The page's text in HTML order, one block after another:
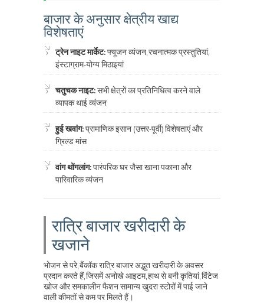
बाजार के अनुसार क्षेत्रीय खाद्य
विशेषताएं
ट्रेन नाइट मार्केट:फ्यूजन व्यंजन, रचनात्मक प्रस्तुतियां,
इंस्टाग्राम-योग्य मिठाइयां
चतुचक नाइट:सभी क्षेत्रों का प्रतिनिधित्व करने वाले
व्यापक थाई व्यंजन
हुई खवांग:प्रामाणिक इसान (उत्तर-पूर्वी) विशेषताएं और
ग्रिल्ड मांस
वांग थोंगलांग:पारंपरिक घर जैसा खाना पकाना और
पारिवारिक व्यंजन
रात्रि बाजार खरीदारी के
खजाने
भोजन से परे, बैंकॉक रात्रि बाजार अद्भुत खरीदारी के अवसर
प्रदान करते हैं, जिसमें अनोखे आइटम, हाथ से बनी कृतियां, विंटेज
खोज और समकालीन फैशन सामान्य खुदरा स्टोरों में पाई जाने
वाली कीमतों से कम पर मिलते हैं।